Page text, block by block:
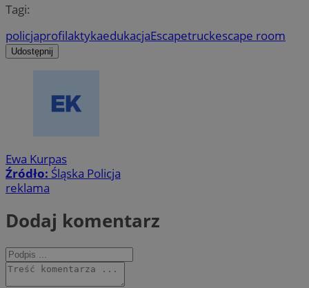
Tagi:
policjaprofilaktykaedukacjaEscapetruckescape room
Udostępnij
Ewa Kurpas
Źródło: Śląska Policja
reklama
Dodaj komentarz